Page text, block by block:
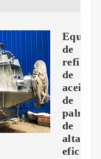
Equipo
de
de
aceite
de
palma
de
alta